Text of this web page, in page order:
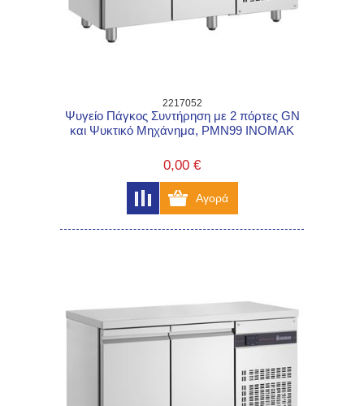
2217052
Ψυγείο Πάγκος Συντήρηση με 2 πόρτες GN
και Ψυκτικό Μηχάνημα, PMN99 INOMAK
0,00 €